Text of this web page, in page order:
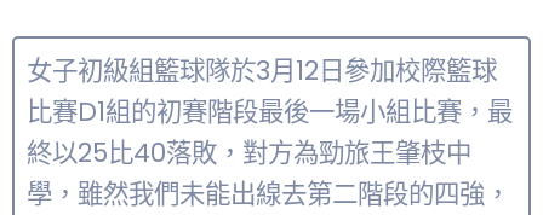
女子初級組籃球隊於3月12日參加校際籃球
比賽D1組的初賽階段最後一場小組比賽，最
終以25比40落敗，對方為勁旅王肇枝中
學，雖然我們未能出線去第二階段的四強，